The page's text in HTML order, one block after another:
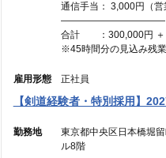
通信手当： 3,000円（営
———————————
合計 ：300,000円 ＋
※45時間分の見込み残
雇用形態 正社員
【剣道経験者・特別採用】
勤務地
東京都中央区日本橋堀
ル8階